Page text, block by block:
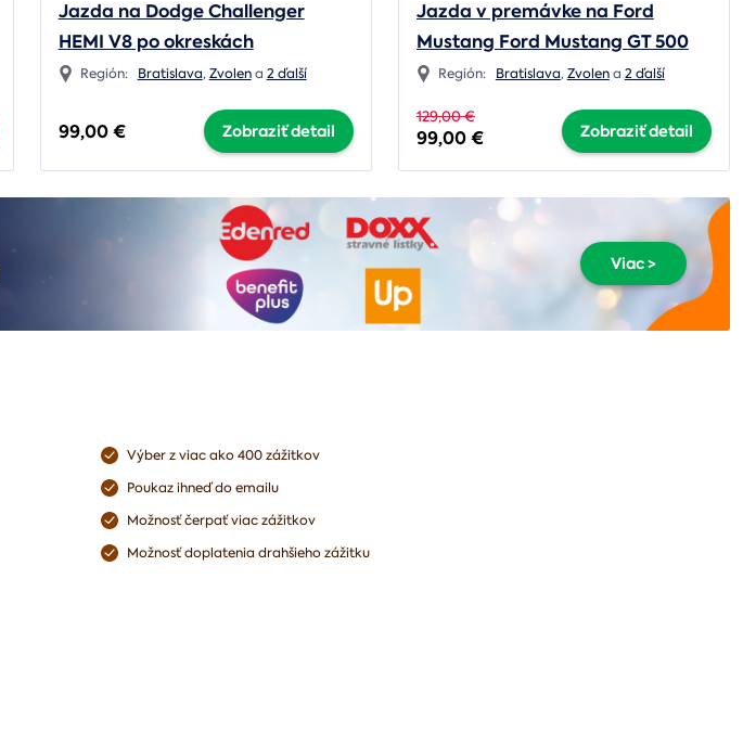
Jazda na Dodge Challenger
HEMI V8 po okreskách
Región: Bratislava,Zvolena 2 ďalší
99,00 € Zobraziť detail
Jazda v premávke na Ford
Mustang Ford Mustang GT 500
paket
Región: Bratislava,Zvolena 2 ďalší
129,00 €
99,00 € Zobraziť detail
Viac >
Výber z viac ako 400 zážitkov
Poukaz ihneď do emailu
Možnosť čerpať viac zážitkov
Možnosť doplatenia drahšieho zážitku